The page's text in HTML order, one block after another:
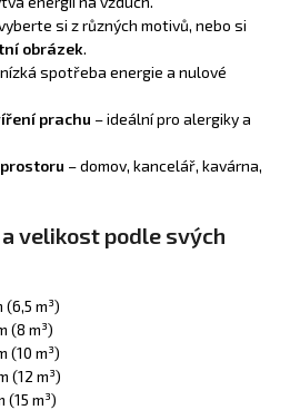
si z různých motivů, nebo si
obrázek.
spotřeba energie a nulové
prachu – ideální pro alergiky a
– domov, kancelář, kavárna,
velikost podle svých
(6,5 m³)
(8 m³)
(10 m³)
(12 m³)
(15 m³)